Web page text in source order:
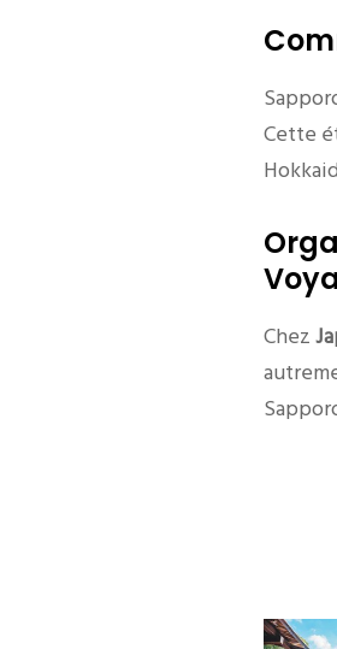
Cette
Chez